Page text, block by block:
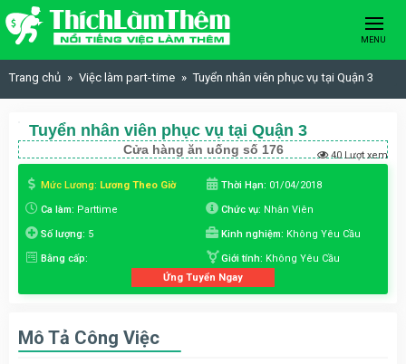
Skip to content
MENU
Trang chủ Việc làm part-time Tuyển nhân viên phục vụ tại Quận 3
Tuyển nhân viên phục vụ tại Quận 3
Cửa hàng ăn uống số 176 40 Lượt xem
Mức Lương: Lương Theo Giờ Thời Hạn: 01/04/2018
Ca làm: Parttime Chức vụ: Nhân Viên
Số lượng: 5 Kinh nghiệm: Không Yêu Cầu
Bằng cấp: Giới tính: Không Yêu Cầu
Ứng Tuyển Ngay
Mô Tả Công Việc